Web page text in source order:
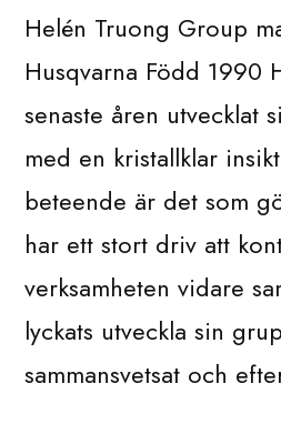
Helén Truong Group
Husqvarna Född 1990
senaste åren utvecklat
med en kristallklar
beteende är det som
har ett stort driv att
verksamheten vidare
lyckats utveckla sin
sammansvetsat och